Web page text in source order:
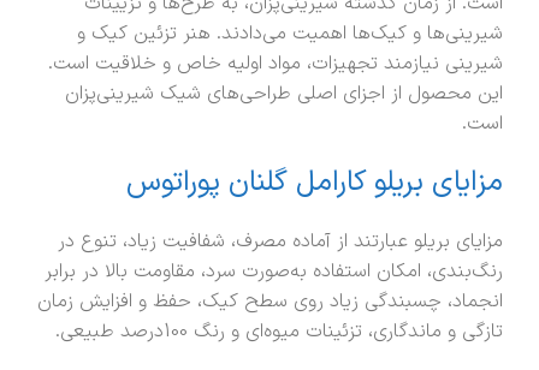
شیرینی‌ها و کیک‌ها اهمیت می‌دادند. هنر تزئین کیک و
شیرینی نیازمند تجهیزات، مواد اولیه خاص و خلاقیت است.
این محصول از اجزای اصلی طراحی‌های شیک شیرینی‌پزان
است.
مزایای بریلو کارامل گلنان پوراتوس
مزایای بریلو عبارتند از آماده مصرف، شفافیت زیاد، تنوع در
رنگ‌بندی، امکان استفاده به‌صورت سرد، مقاومت بالا در برابر
انجماد، چسبندگی زیاد روی سطح کیک، حفظ و افزایش زمان
تازگی و ماندگاری، تزئینات میوه‌ای و رنگ 100درصد طبیعی.